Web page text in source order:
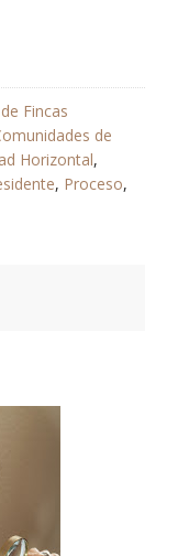
Fincas
de
Horizontal,
, Proceso,